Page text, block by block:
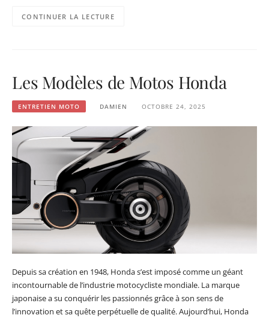
CONTINUER LA LECTURE
Les Modèles de Motos Honda
ENTRETIEN MOTO DAMIEN OCTOBRE 24, 2025
Depuis sa création en 1948, Honda s’est imposé comme un géant
incontournable de l’industrie motocycliste mondiale. La marque
japonaise a su conquérir les passionnés grâce à son sens de
l’innovation et sa quête perpétuelle de qualité. Aujourd’hui, Honda